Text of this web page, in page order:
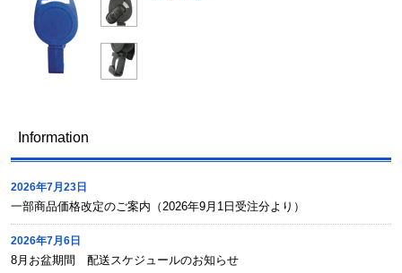
Information
2026年7月23日
一部商品価格改定のご案内（2026年9月1日受注分より）
2026年7月6日
8月お盆期間 配送スケジュールのお知らせ